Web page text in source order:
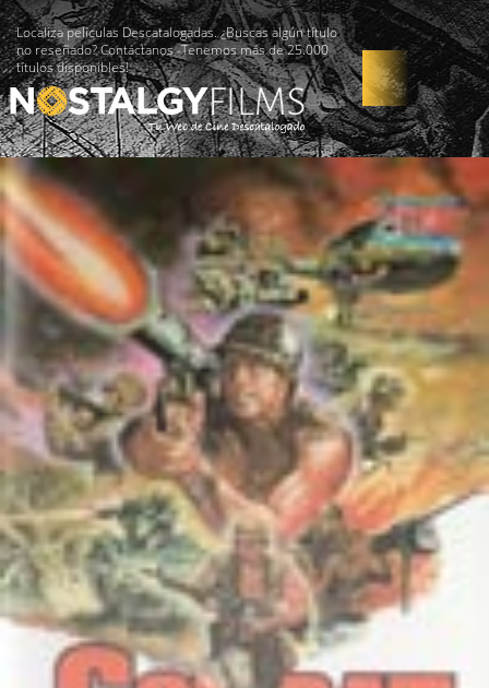
Localiza películas Descatalogadas. ¿Buscas algún título
no reseñado? Contáctanos -Tenemos más de 25.000
títulos disponibles!